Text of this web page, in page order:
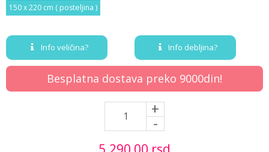
150 x 220 cm ( posteljina )
Info veličina? Info debljina?
Besplatna dostava preko 9000din!
+
-